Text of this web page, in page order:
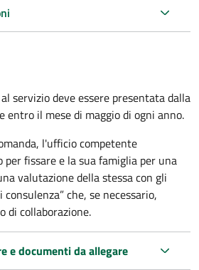
servizio deve essere presentata dalla
il mese di maggio di ogni anno.
l'ufficio competente
fissare e la sua famiglia per una
valutazione della stessacon gli
che, se necessario,
di collaborazione.
e documenti da allegare